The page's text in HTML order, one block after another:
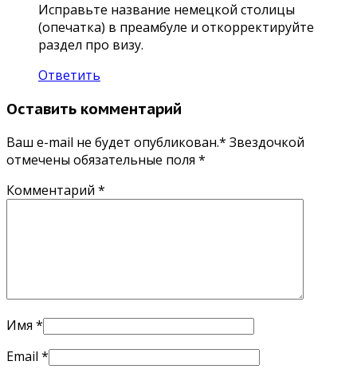
Исправьте название немецкой столицы
(опечатка) в преамбуле и откорректируйте
раздел про визу.
Ответить
Оставить комментарий
Ваш e-mail не будет опубликован.* Звездочкой
отмечены обязательные поля *
Комментарий *
Имя *
Email *